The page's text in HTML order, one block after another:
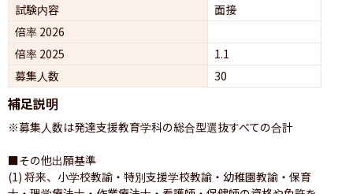
試験内容
面接
倍率 2026
倍率 2025
1.1
募集人数
30
補足説明
※募集人数は発達支援教育学科の総合型選抜すべての合計
■その他出願基準
(1) 将来、小学校教諭・特別支援学校教諭・幼稚園教諭・保育